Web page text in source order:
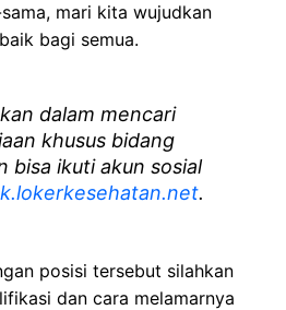
mari kita wujudkan
bagi semua.
dalam mencari
khusus bidang
bisa ikuti akun sosial
.
posisi tersebut silahkan
dan cara melamarnya